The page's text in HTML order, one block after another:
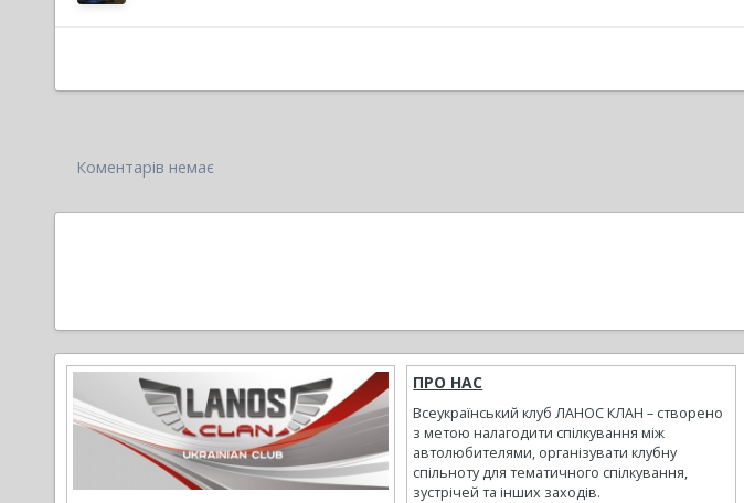
Коментарів немає
ПРО НАС
Всеукраїнський клуб ЛАНОС КЛАН – створено
з метою налагодити спілкування між
автолюбителями, організувати клубну
спільноту для тематичного спілкування,
зустрічей та інших заходів.